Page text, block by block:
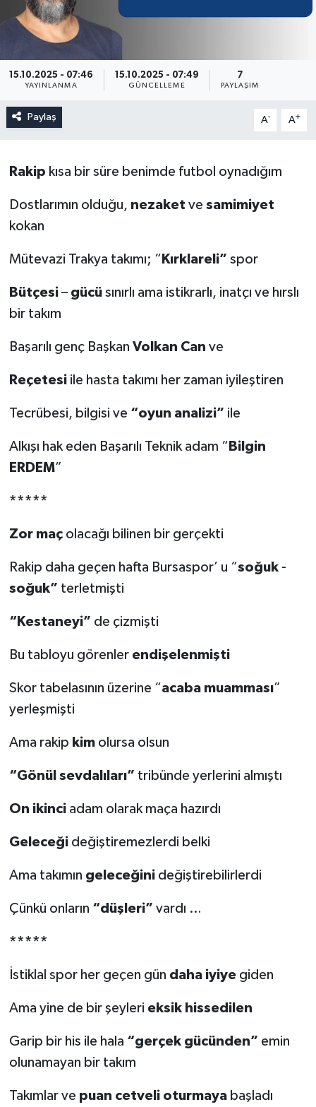
15.10.2025 - 07:46
YAYINLANMA
15.10.2025 - 07:49
GÜNCELLEME
7
PAYLAŞIM
Paylaş A- A+
Rakip kısa bir süre benimde futbol oynadığım
Dostlarımın olduğu, nezaket ve samimiyet
kokan
Mütevazi Trakya takımı; “ Kırklareli” spor
Bütçesi– gücüsınırlı ama istikrarlı, inatçı ve hırslı
bir takım
Başarılı genç Başkan Volkan Can ve
Reçetesiile hasta takımı her zaman iyileştiren
Tecrübesi, bilgisi ve “oyun analizi” ile
Alkışı hak eden Başarılı Teknik adam “ Bilgin
ERDEM”
*****
Zor maçolacağı bilinen bir gerçekti
Rakip daha geçen hafta Bursaspor’ u “soğuk-
soğuk” terletmişti
“Kestaneyi” de çizmişti
Bu tabloyu görenler endişelenmişti
Skor tabelasının üzerine “acaba muamması”
yerleşmişti
Ama rakip kimolursa olsun
“Gönül sevdalıları” tribünde yerlerini almıştı
On ikinciadam olarak maça hazırdı
Geleceğideğiştiremezlerdi belki
Ama takımın geleceğinideğiştirebilirlerdi
Çünkü onların “düşleri” vardı …
*****
İstiklal spor her geçen gün daha iyiyegiden
Ama yine de bir şeyleri eksik hissedilen
Garip bir his ile hala “gerçek gücünden” emin
olunamayan bir takım
Takımlar ve puan cetveli oturmayabaşladı